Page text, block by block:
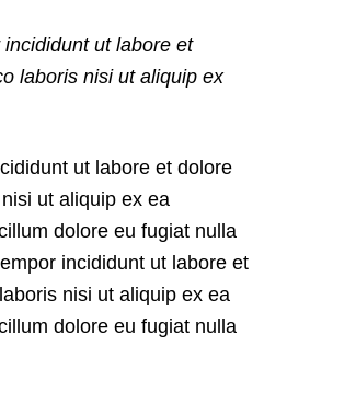
ut labore et
laboris nisi ut aliquip ex
ut labore et dolore
ut aliquip ex ea
dolore eu fugiat nulla
incididunt ut labore et
nisi ut aliquip ex ea
dolore eu fugiat nulla